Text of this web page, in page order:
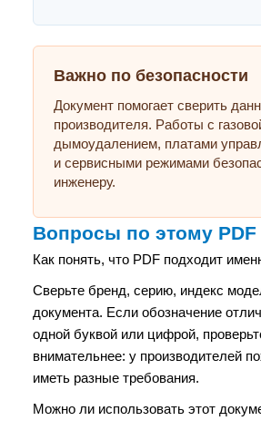
Важно по безопасности
Документ помогает сверить
производителя. Работы с
дымоудалением, платами
и сервисными режимами
инженеру.
Вопросы по этому PDF
Как понять, что PDF подходит
Сверьте бренд, серию, индекс
документа. Если обозначение
одной буквой или цифрой,
внимательнее: у производителей
иметь разные требования.
Можно ли использовать этот